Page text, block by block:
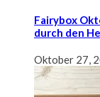
Fairybox
durch den
Oktober 27,